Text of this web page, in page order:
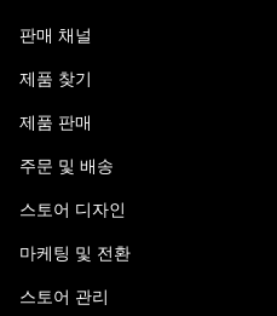
판매 채널
제품 찾기
제품 판매
주문 및 배송
스토어 디자인
마케팅 및 전환
스토어 관리